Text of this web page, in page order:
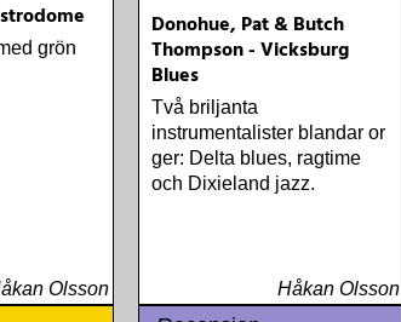
grön
Olsson
Donohue, Pat & Butch
Thompson - Vicksburg
Blues
Två briljanta
instrumentalister blandar or
ger: Delta blues, ragtime
och Dixieland jazz.
Håkan Olsson